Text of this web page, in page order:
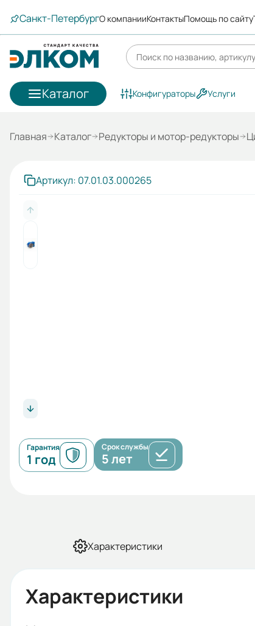
Санкт-ПетербургО компанииКонтактыПомощь по сайту
Каталог Конфигураторы Услуги
Главная Каталог Редукторы и мотор-редукторы
Артикул: 07.01.03.000265
Гарантия
1 год
Срок службы
5 лет
Характеристики
Характеристики